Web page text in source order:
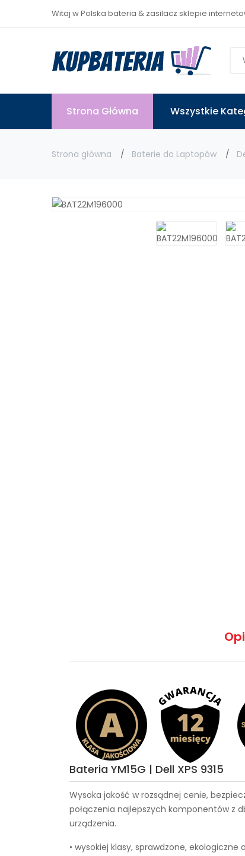
Witaj w Polska bateria & zasilacz sklepie
Strona Główna Wszystkie
Strona główna Baterie do Laptopów
Bateria YM15G | Dell XPS 9315
Wysoka jakość w rozsądnej cenie,
połączenia najlepszych komponentów z
urządzenia.
• wysokiej klasy, sprawdzone,